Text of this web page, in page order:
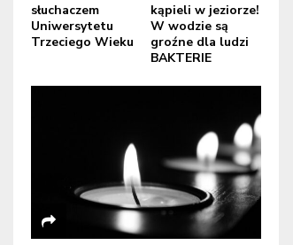
słuchaczem
Uniwersytetu
Trzeciego Wieku
kąpieli w jeziorze!
W wodzie są
groźne dla ludzi
BAKTERIE